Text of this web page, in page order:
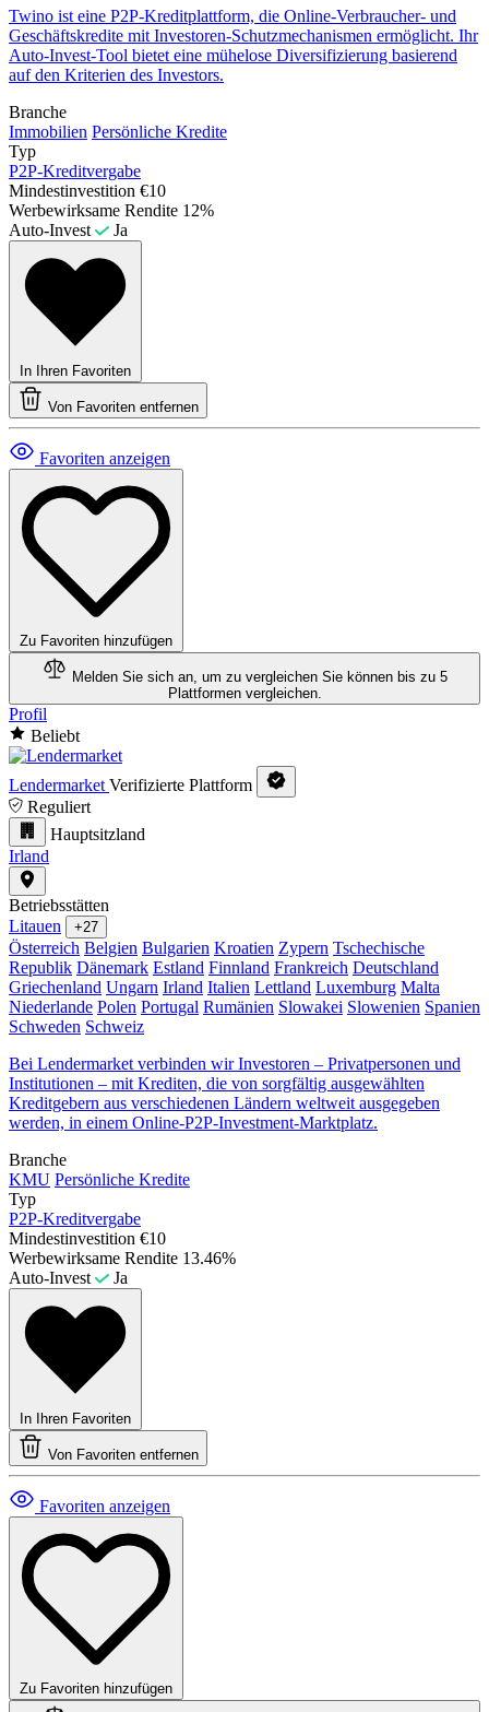
Twino ist eine P2P-Kreditplattform, die Online-Verbraucher- und
Geschäftskredite mit Investoren-Schutzmechanismen ermöglicht. Ihr
Auto-Invest-Tool bietet eine mühelose Diversifizierung basierend
auf den Kriterien des Investors.
Branche
Immobilien Persönliche Kredite
Typ
P2P-Kreditvergabe
Mindestinvestition €10
Werbewirksame Rendite 12%
Auto-Invest
Ja
In Ihren Favoriten
Von Favoriten entfernen
Favoriten anzeigen
Zu Favoriten hinzufügen
Melden Sie sich an, um zu vergleichen Sie können bis zu 5
Plattformen vergleichen.
Profil
Beliebt
Lendermarket Verifizierte Plattform
Reguliert
Hauptsitzland
Irland
Betriebsstätten
Litauen
+27
Österreich Belgien Bulgarien Kroatien Zypern Tschechische
Republik Dänemark Estland Finnland Frankreich Deutschland
Griechenland Ungarn Irland Italien Lettland Luxemburg Malta
Niederlande Polen Portugal Rumänien Slowakei Slowenien Spanien
Schweden Schweiz
Bei Lendermarket verbinden wir Investoren – Privatpersonen und
Institutionen – mit Krediten, die von sorgfältig ausgewählten
Kreditgebern aus verschiedenen Ländern weltweit ausgegeben
werden, in einem Online-P2P-Investment-Marktplatz.
Branche
KMU Persönliche Kredite
Typ
P2P-Kreditvergabe
Mindestinvestition €10
Werbewirksame Rendite 13.46%
Auto-Invest
Ja
In Ihren Favoriten
Von Favoriten entfernen
Favoriten anzeigen
Zu Favoriten hinzufügen